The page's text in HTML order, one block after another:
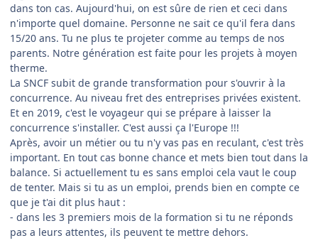
dans ton cas. Aujourd'hui, on est sûre de rien et ceci dans
n'importe quel domaine. Personne ne sait ce qu'il fera dans
15/20 ans. Tu ne plus te projeter comme au temps de nos
parents. Notre génération est faite pour les projets à moyen
therme.
La SNCF subit de grande transformation pour s'ouvrir à la
concurrence. Au niveau fret des entreprises privées existent.
Et en 2019, c'est le voyageur qui se prépare à laisser la
concurrence s'installer. C'est aussi ça l'Europe !!!
Après, avoir un métier ou tu n'y vas pas en reculant, c'est très
important. En tout cas bonne chance et mets bien tout dans la
balance. Si actuellement tu es sans emploi cela vaut le coup
de tenter. Mais si tu as un emploi, prends bien en compte ce
que je t'ai dit plus haut :
- dans les 3 premiers mois de la formation si tu ne réponds
pas a leurs attentes, ils peuvent te mettre dehors.